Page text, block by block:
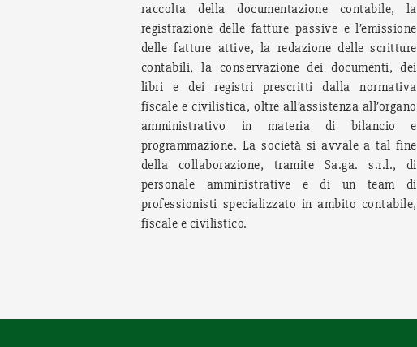
raccolta della documentazione contabile, la
registrazione delle fatture passive e l’emissione
delle fatture attive, la redazione delle scritture
contabili, la conservazione dei documenti, dei
libri e dei registri prescritti dalla normativa
fiscale e civilistica, oltre all’assistenza all’organo
amministrativo in materia di bilancio e
programmazione. La società si avvale a tal fine
della collaborazione, tramite Sa.ga. s.r.l., di
personale amministrative e di un team di
professionisti specializzato in ambito contabile,
fiscale e civilistico.